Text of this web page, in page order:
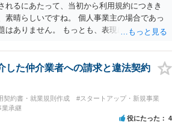
れるにあたって、当初から利用規約につきき
素晴らしいですね。 個人事業主の場合であっ
はありません。 もっとも、表現に違和感があ
ビス」の屋号で事業を運営する際には、「当
ェブサービス」とか「ABCWS」を使う等で
した仲介業者への請求と違法契約
契約書・就業規則作成
#スタートアップ・新規事業
業承継
役にたった 4